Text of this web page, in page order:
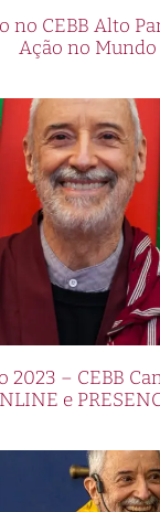
no CEBB Alto
Ação no Mundo
2023 – CEBB
e